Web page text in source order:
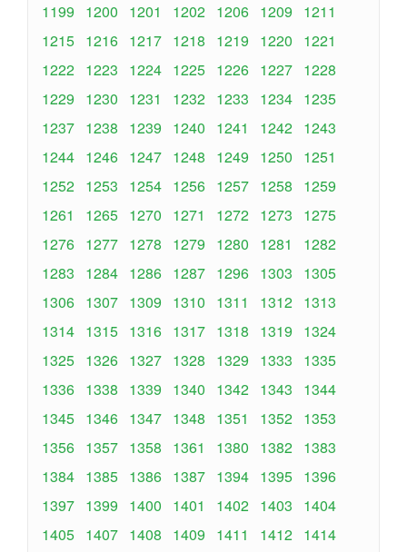
1199
1200 1201 1202 1206 1209
1211
1215 1216 1217 1218 1219 1220
1221
1222 1223 1224 1225 1226 1227 1228
1229
1230 1231 1232 1233 1234 1235
1237 1238 1239 1240 1241 1242 1243
1244 1246 1247 1248 1249 1250
1251
1252 1253 1254 1256 1257 1258
1259
1261
1265 1270 1271 1272 1273
1275
1276 1277 1278 1279 1280 1281
1282
1283
1284 1286 1287 1296 1303
1305
1306 1307 1309 1310 1311 1312 1313
1314 1315 1316 1317 1318 1319
1324
1325 1326 1327 1328 1329 1333
1335
1336 1338 1339 1340 1342 1343
1344
1345 1346 1347 1348 1351 1352 1353
1356 1357 1358 1361 1380 1382 1383
1384 1385 1386 1387 1394 1395 1396
1397 1399 1400 1401 1402 1403
1404
1405 1407 1408 1409 1411 1412 1414